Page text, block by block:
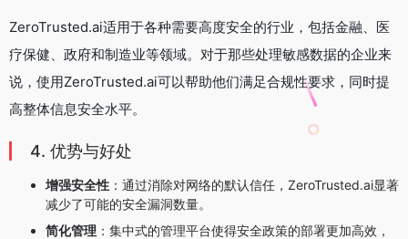
ZeroTrusted.ai适用于各种需要高度安全的行业，包括金融、医
疗保健、政府和制造业等领域。对于那些处理敏感数据的企业来
说，使用ZeroTrusted.ai可以帮助他们满足合规性要求，同时提
高整体信息安全水平。
4. 优势与好处
增强安全性 ：通过消除对网络的默认信任，ZeroTrusted.ai显著
减少了可能的安全漏洞数量。
简化管理 ：集中式的管理平台使得安全政策的部署更加高效，